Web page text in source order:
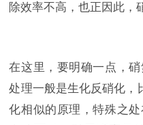
除效率不高，也正因此，
在这里，要明确一点，
处理一般是生化反硝化，
化相似的原理，特殊之